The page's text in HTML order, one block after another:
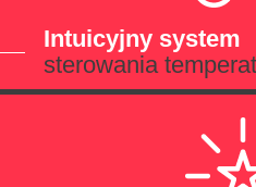
Intuicyjny system
sterowania